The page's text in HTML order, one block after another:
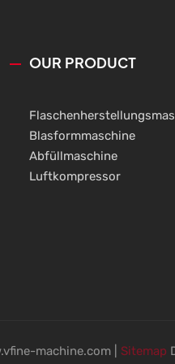
OUR PRODUCT
Blasformmaschine
Abfüllmaschine
Luftkompressor
machine.com | Sitemap